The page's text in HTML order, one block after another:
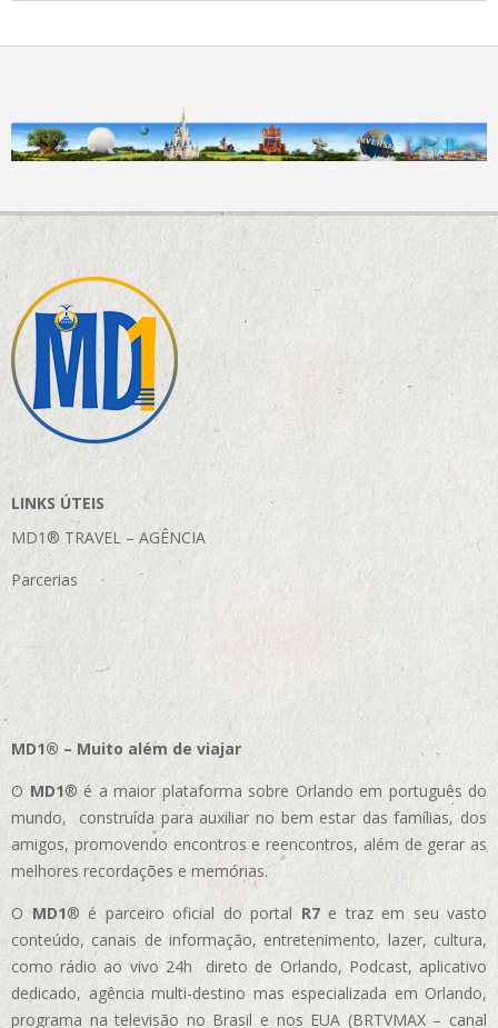
LINKS ÚTEIS
MD1® TRAVEL – AGÊNCIA
Parcerias
MD1® – Muito além de viajar
O MD1® é a maior plataforma sobre Orlando em português do
mundo, construída para auxiliar no bem estar das famílias, dos
amigos, promovendo encontros e reencontros, além de gerar as
melhores recordações e memórias.
OMD1® é parceiro oficial do portal R7e traz em seu vasto
conteúdo, canais de informação, entretenimento, lazer, cultura,
como rádio ao vivo 24h direto de Orlando, Podcast, aplicativo
dedicado, agência multi-destino mas especializada em Orlando,
programa na televisão no Brasil e nos EUA (BRTVMAX – canal